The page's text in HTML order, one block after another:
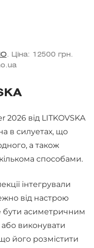
. Ціна: 12500 грн.
2026 від LITKOVSKA
в силуетах, що
а також
способами.
інтегрували
від настрою
бути асиметричним
виконувати
його розмістити